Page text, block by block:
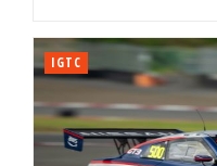
IGTC